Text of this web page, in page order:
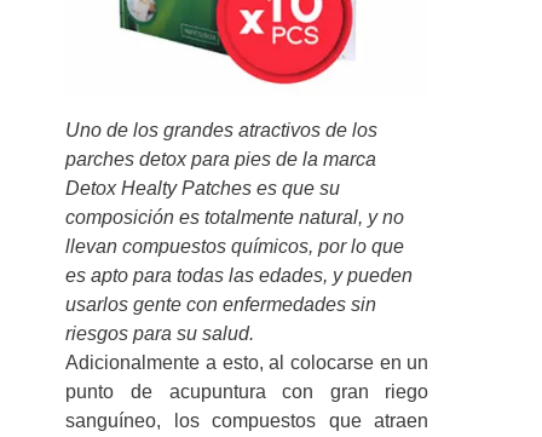
Uno de los grandes atractivos de los
parches detox para pies de la marca
Detox Healty Patches es que su
composición es totalmente natural, y no
llevan compuestos químicos, por lo que
es apto para todas las edades, y pueden
usarlos gente con enfermedades sin
riesgos para su salud.
Adicionalmente a esto, al colocarse en un
punto de acupuntura con gran riego
sanguíneo, los compuestos que atraen